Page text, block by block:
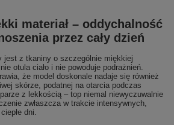
materiał – oddychalność
przez cały dzień
jest z tkaniny o szczególnie miękkiej
otula ciało i nie powoduje podrażnień.
że model doskonale nadaje się również
skórze, podatnej na otarcia podczas
z lekkością – top niemal niewyczuwalnie
zwłaszcza w trakcie intensywnych,
dni.